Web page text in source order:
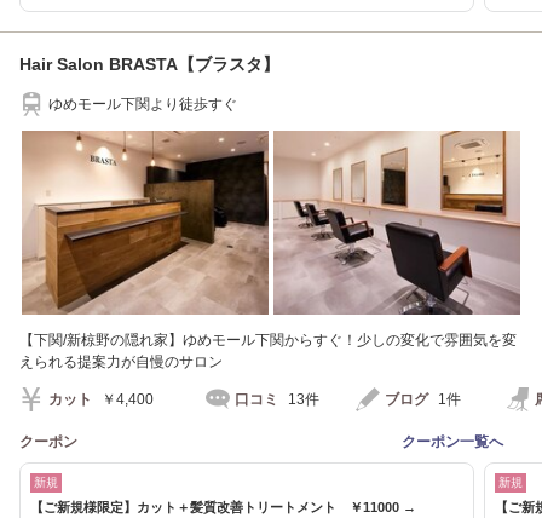
Hair Salon BRASTA【ブラスタ】
ゆめモール下関より徒歩すぐ
【下関/新椋野の隠れ家】ゆめモール下関からすぐ！少しの変化で雰囲気を変
えられる提案力が自慢のサロン
カット ￥4,400 口コミ 13件 ブログ 1件
クーポン クーポン一覧へ
新規
【ご新規様限定】カット＋髪質改善トリートメント ￥11000 →
新規
【ご